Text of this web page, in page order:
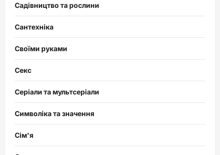
Садівництво та рослини
Сантехніка
Своїми руками
Секс
Серіали та мультсеріали
Символіка та значення
Сім'я